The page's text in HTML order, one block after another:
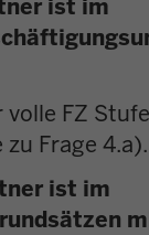
ist im
FZ
Frage 4.a).
ist im